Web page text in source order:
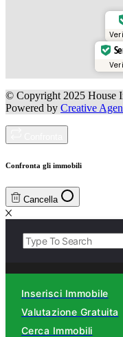
© Copyright 2025 House
Powered by Creative
Confronta gli immobili
Cancella
Inserisci Immobile
Valutazione Gratuita
Cerca Immobili